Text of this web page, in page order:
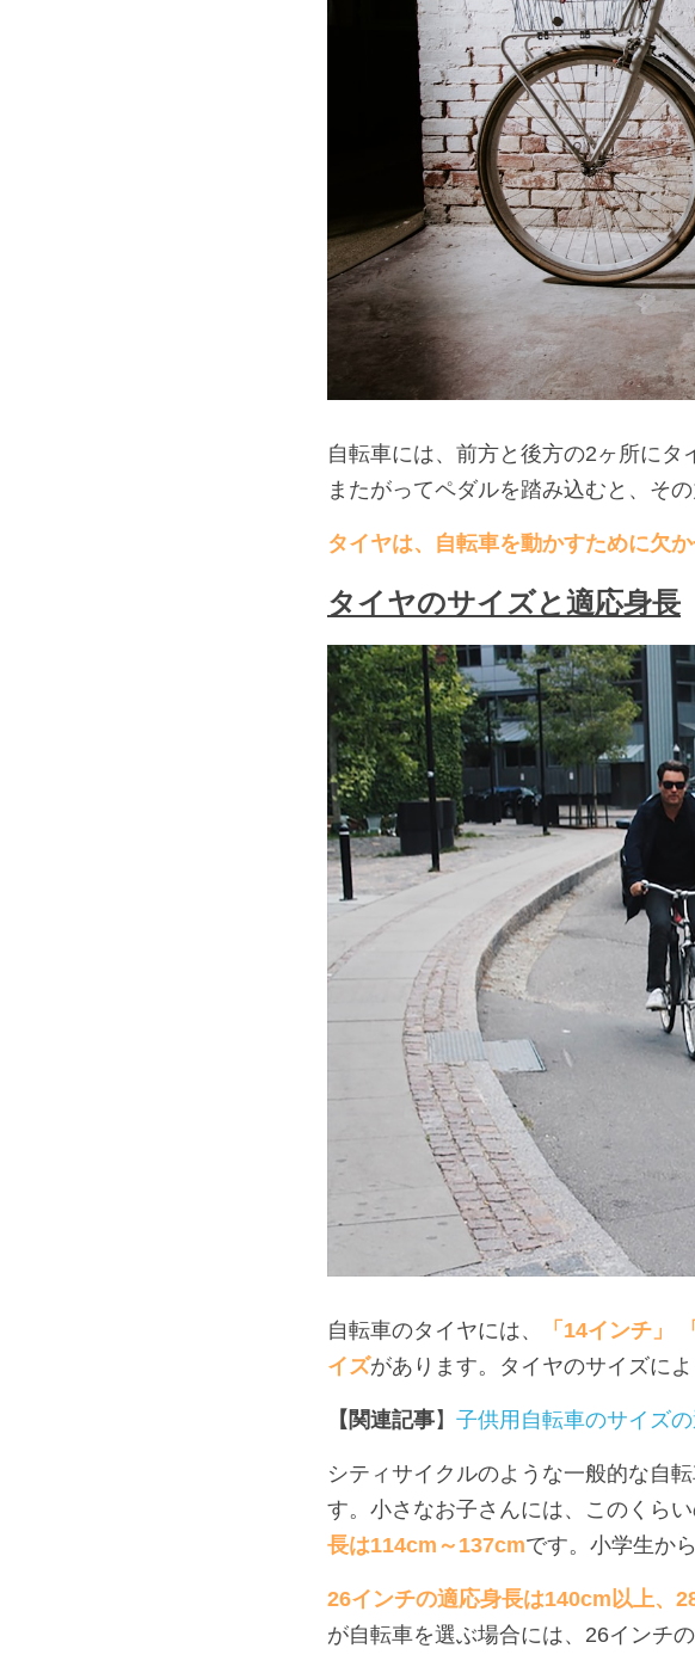
自転車には、前方と後方の2ヶ所に
またがってペダルを踏み込むと、そ
タイヤは、自転車を動かすために欠
タイヤのサイズと適応身長
自転車のタイヤには、
「14インチ」
イズがあります。タイヤのサイズに
【関連記事】 子供用自転車のサイズ
シティサイクルのような一般的な自転
す。小さなお子さんには、このくら
長は114cm～137cmです。小学生か
26インチの適応身長は140cm以上、
が自転車を選ぶ場合には、26インチ